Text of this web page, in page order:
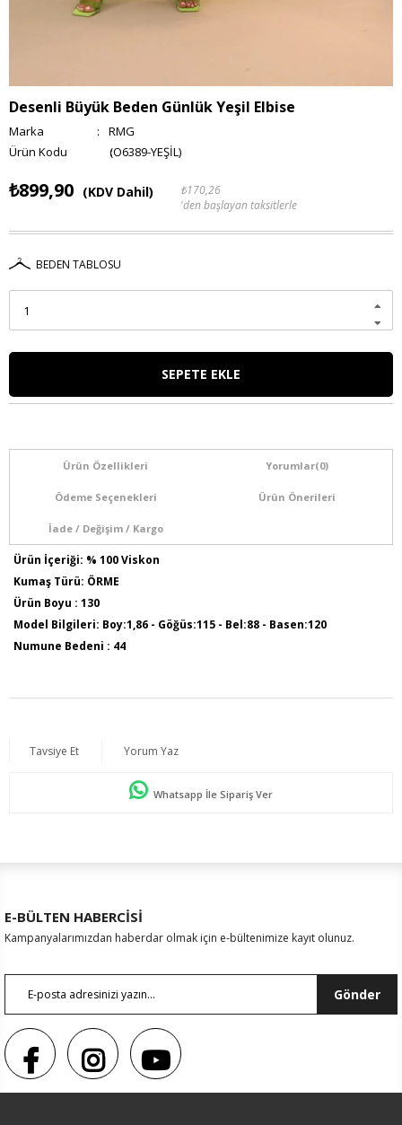
Desenli Büyük Beden Günlük Yeşil Elbise
Marka :
RMG
(O6389-YEŞİL)
₺899,90 (KDV Dahil)
₺170,26
'den başlayan taksitlerle
BEDEN TABLOSU
Ürün Özellikleri Yorumlar(0)
Ödeme Seçenekleri Ürün Önerileri
İade / Değişim / Kargo
Ürün İçeriği: % 100 Viskon
Kumaş Türü: ÖRME
Ürün Boyu : 130
Model Bilgileri: Boy:1,86 - Göğüs:115 - Bel:88 - Basen:120
Numune Bedeni : 44
Tavsiye Et Yorum Yaz
Whatsapp İle Sipariş Ver
E-BÜLTEN HABERCİSİ
Kampanyalarımızdan haberdar olmak için e-bültenimize kayıt olunuz.
Gönder